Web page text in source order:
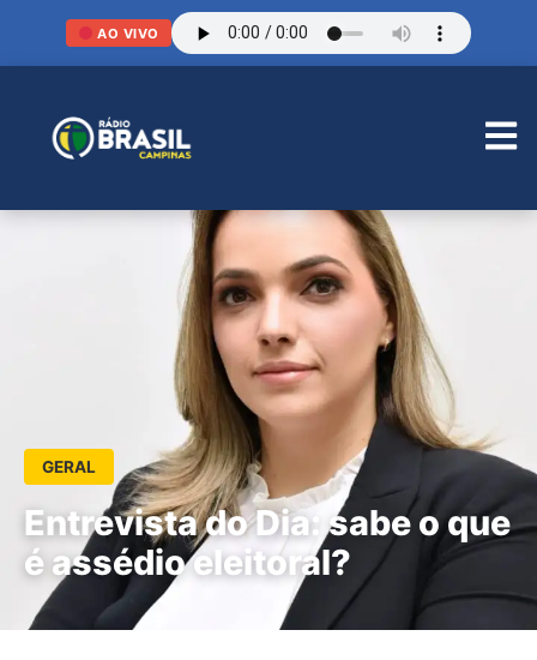
AO VIVO
GERAL
Entrevista do Dia: sabe o que
é assédio eleitoral?